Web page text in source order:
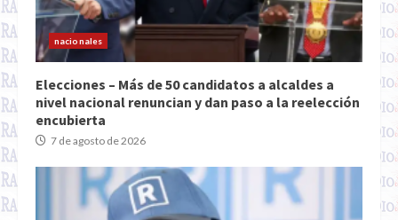
nacionales
Elecciones – Más de 50 candidatos a alcaldes a
nivel nacional renuncian y dan paso a la reelección
encubierta
7 de agosto de 2026